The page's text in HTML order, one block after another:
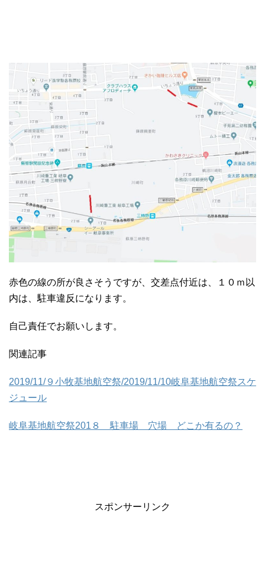
赤色の線の所が良さそうですが、交差点付近は、１０ｍ以
内は、駐車違反になります。
自己責任でお願いします。
関連記事
2019/11/９小牧基地航空祭/2019/11/10岐阜基地航空祭スケ
ジュール
岐阜基地航空祭201８ 駐車場 穴場 どこか有るの？
スポンサーリンク